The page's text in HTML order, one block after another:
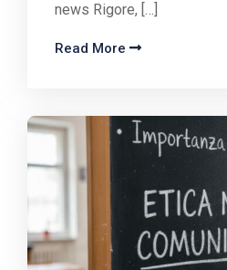
news Rigore, […]
Read More